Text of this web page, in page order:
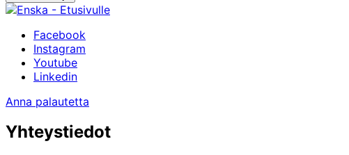
Facebook
Instagram
Youtube
Linkedin
Anna palautetta
Yhteystiedot